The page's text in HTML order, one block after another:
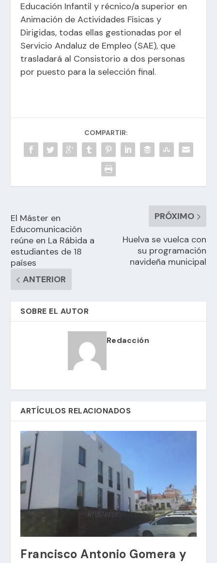
Educación Infantil y récnico/a superior en
Animación de Actividades Físicas y
Dirigidas, todas ellas gestionadas por el
Servicio Andaluz de Empleo (SAE), que
trasladará al Consistorio a dos personas
por puesto para la selección final.
COMPARTIR:
El Máster en
Educomunicación
reúne en La Rábida a
estudiantes de 18
países
ANTERIOR
PRÓXIMO
Huelva se vuelca con
su programación
navideña municipal
SOBRE EL AUTOR
Redacción
ARTÍCULOS RELACIONADOS
Francisco Antonio Gomera y